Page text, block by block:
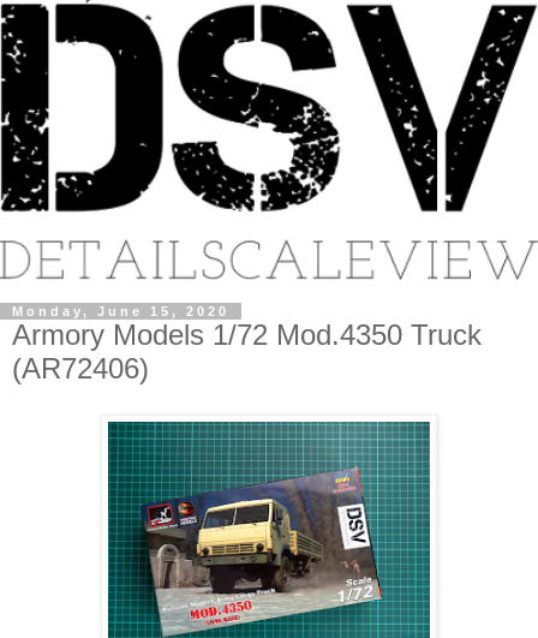
Monday, June 15, 2020
Armory Models 1/72 Mod.4350 Truck
(AR72406)